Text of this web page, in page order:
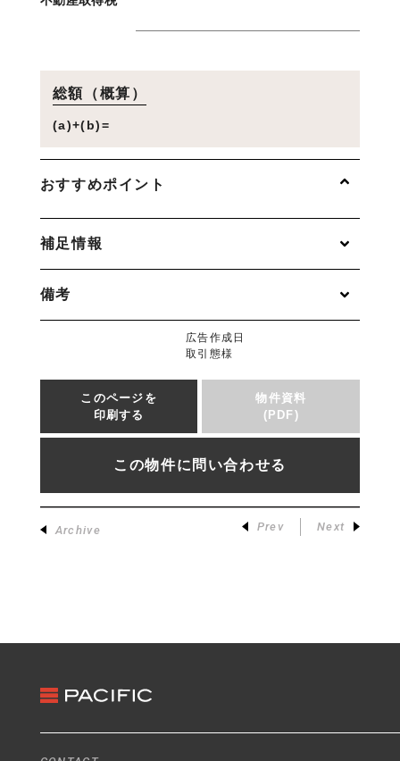
総額（概算）
(a)+(b)=
おすすめポイント
補足情報
備考
広告作成日
取引態様
このページを
印刷する
物件資料
(PDF)
この物件に問い合わせる
Archive Prev Next